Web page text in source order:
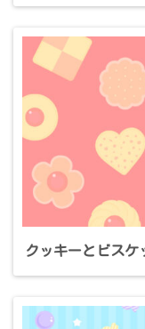
クッキーとビスケ